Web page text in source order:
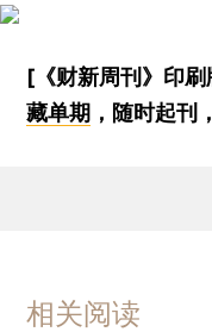
[《财新周刊》印刷
藏单期 ，随时起刊
相关阅读